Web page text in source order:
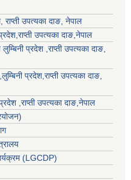
, राप्ती उपत्यका दाङ, नेपाल
,राप्ती उपत्यका दाङ,नेपाल
लुम्बिनी प्रदेश ,राप्ती उपत्यका दाङ,
लुम्बिनी प्रदेश,राप्ती उपत्यका दाङ,
,राप्ती उपत्यका दाङ,नेपाल
(LGCDP)